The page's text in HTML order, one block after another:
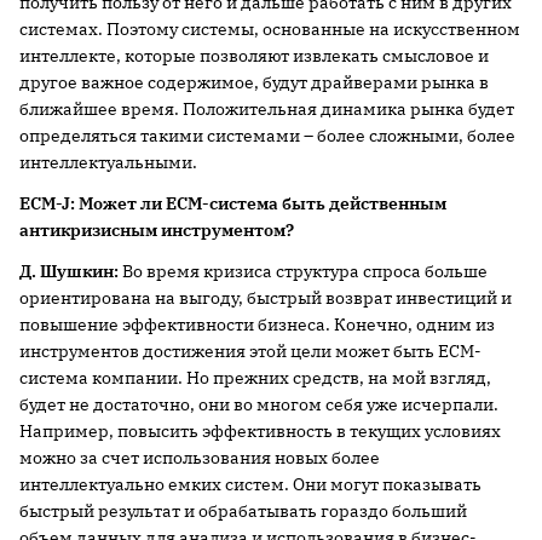
системах. Поэтому системы, основанные на искусственном
интеллекте, которые позволяют извлекать смысловое и
другое важное содержимое, будут драйверами рынка в
ближайшее время. Положительная динамика рынка будет
определяться такими системами – более сложными, более
интеллектуальными.
ECM-J: Может лиECM-система быть действенным
антикризисным инструментом?
Д. Шушкин:Во время кризиса структура спроса больше
ориентирована на выгоду, быстрый возврат инвестиций и
повышение эффективности бизнеса. Конечно, одним из
инструментов достижения этой цели может быть ECM-
система компании. Но прежних средств, на мой взгляд,
будет не достаточно, они во многом себя уже исчерпали.
Например, повысить эффективность в текущих условиях
можно за счет использования новых более
интеллектуально емких систем. Они могут показывать
быстрый результат и обрабатывать гораздо больший